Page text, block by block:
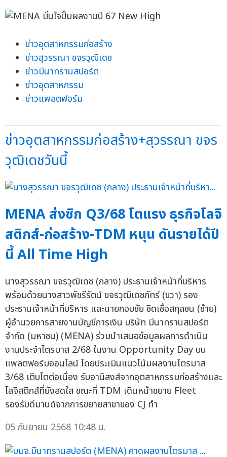
ข่าวอุตสาหกรรมก่อสร้าง
ข่าวสุวรรณา ขจรวุฒิเดช
ข่าวมีนาทรานสปอร์ต
ข่าวอุตสาหกรรม
ข่าวแพลตฟอร์ม
ข่าวอุตสาหกรรมก่อสร้าง+สุวรรณา ขจร
วุฒิเดชวันนี้
MENA ส่งซิก Q3/68 โตแรง ธุรกิจโลจิ
สติกส์-ก่อสร้าง-TDM หนุน ดันรายได้ปี
นี้ All Time High
นางสุวรรณา ขจรวุฒิเดช (กลาง) ประธานเจ้าหน้าที่บริหาร
พร้อมด้วยนางสาวพัชรีรัตน์ ขจรวุฒิเดชภัทร์ (ขวา) รอง
ประธานเจ้าหน้าที่บริหาร และนายกอบชัย ชิดเชื้อสกุลชน (ซ้าย)
ผู้อำนวยการสายงานบัญชีการเงิน บริษัท มีนาทรานสปอร์ต
จำกัด (มหาชน) (MENA) ร่วมนำเสนอข้อมูลผลการดำเนิน
งานประจำไตรมาส 2/68 ในงาน Opportunity Day บน
แพลตฟอร์มออนไลน์ โดยประเมินแนวโน้มผลงานไตรมาส
3/68 เติบโตต่อเนื่อง รับอานิสงส์จากอุตสาหกรรมก่อสร้างและ
โลจิสติกส์ที่ยังสดใส ขณะที่ TDM เดินหน้าขยาย Fleet
รองรับดีมานด์จากการขยายสาขาของ CJ ทำ
05 กันยายน 2568 10:48 น.